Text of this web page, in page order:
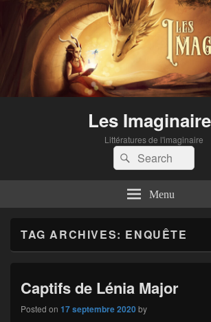
Les
Littératures de l'imaginaire
Search
for:
Search
Menu
TAG ARCHIVES: ENQUÊTE
Captifs de Lénia Major
Posted on 17 septembre 2020by